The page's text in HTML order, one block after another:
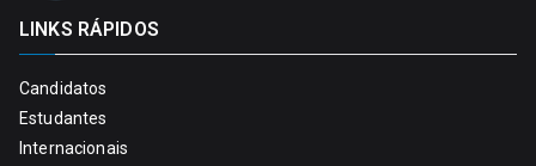
LINKS RÁPIDOS
Candidatos
Estudantes
Internacionais